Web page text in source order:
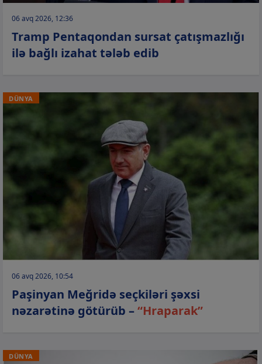
06 avq 2026, 12:36
Tramp Pentaqondan sursat çatışmazlığı
ilə bağlı izahat tələb edib
DÜNYA
06 avq 2026, 10:54
Paşinyan Meğridə seçkiləri şəxsi
nəzarətinə götürüb –“Hraparak”
DÜNYA